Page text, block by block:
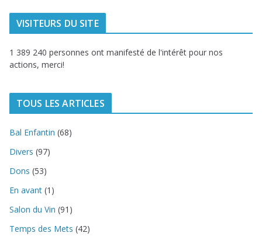
VISITEURS DU SITE
1 389 240 personnes ont manifesté de l'intérêt pour nos
actions, merci!
TOUS LES ARTICLES
Bal Enfantin (68)
Divers (97)
Dons (53)
En avant (1)
Salon du Vin (91)
Temps des Mets (42)